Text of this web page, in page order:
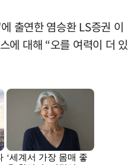
출연한 염승환 LS증권 이
에 대해 “오를 여력이 더 있